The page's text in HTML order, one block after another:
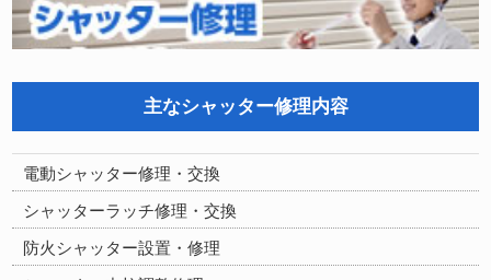
主なシャッター修理内容
電動シャッター修理・交換
シャッターラッチ修理・交換
防火シャッター設置・修理